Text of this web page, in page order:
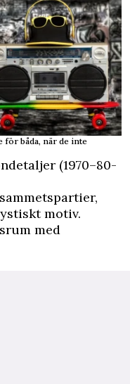
för båda, när de inte
(1970–80-
motiv.
med